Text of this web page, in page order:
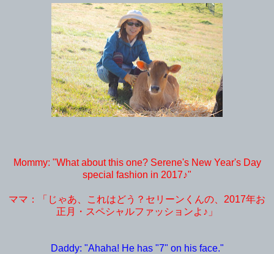
Mommy: "What about this one? Serene's New Year's Day
special fashion in 2017♪"
ママ：「じゃあ、これはどう？セリーンくんの、2017年お
正月・スペシャルファッションよ♪」
Daddy: "Ahaha! He has "7" on his face."